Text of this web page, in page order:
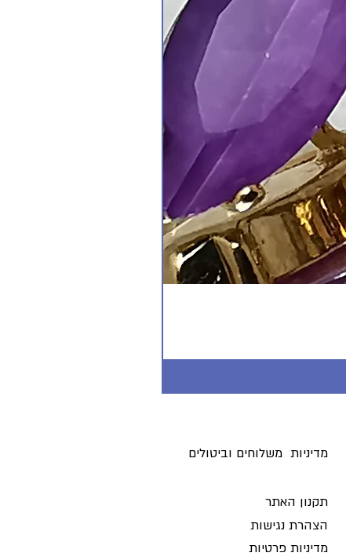
מדיניות משלוחים וביטולים ​
תקנון האתר
הצהרת נגישות
מדיניות פרטיות